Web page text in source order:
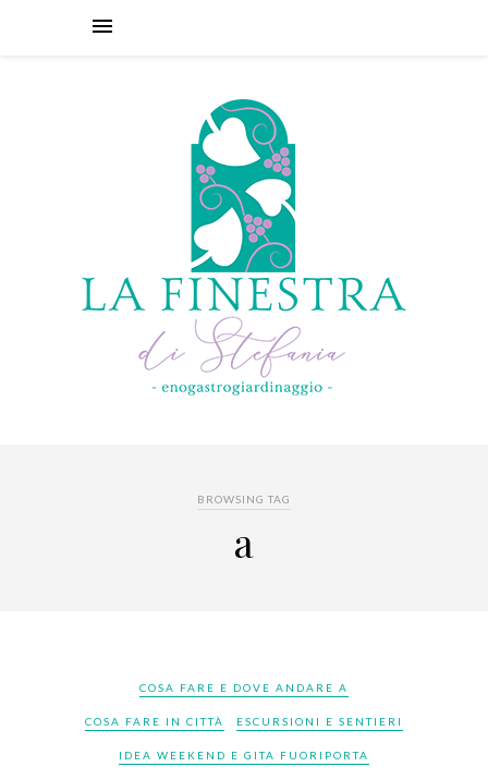
BROWSING TAG
a
COSA FARE E DOVE ANDARE A
COSA FARE IN CITTÀ ESCURSIONI E SENTIERI
IDEA WEEKEND E GITA FUORIPORTA